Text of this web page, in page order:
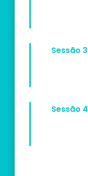
Sessão 3
Sessão 4